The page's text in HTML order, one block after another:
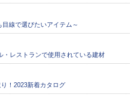
目線で選びたいアイテム～
・レストランで使用されている建材
！2023新着カタログ